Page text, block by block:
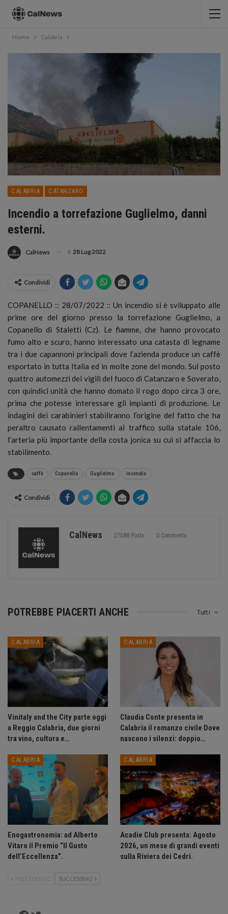
Home Calabria
CALABRIA CATANZARO
Incendio a torrefazione Guglielmo, danni
esterni.
CalNews il 28 Lug 2022
Condividi
COPANELLO :: 28/07/2022 :: Un incendio si è sviluppato alle
prime ore del giorno presso la torrefazione Guglielmo, a
Copanello di Stalettì (Cz). Le fiamme, che hanno provocato
fumo alto e scuro, hanno interessato una catasta di legname
tra i due capannoni principali dove l’azienda produce un caffè
esportato in tutta Italia ed in molte zone del mondo. Sul posto
quattro automezzi dei vigili del fuoco di Catanzaro e Soverato,
con quindici unità che hanno domato il rogo dopo circa 3 ore,
prima che potesse interessare gli impianti di produzione. Le
indagini dei carabinieri stabiliranno l’origine del fatto che ha
peraltro causato rallentamenti al traffico sulla statale 106,
l’arteria più importante della costa jonica su cui si affaccia lo
stabilimento.
caffè Copanello Guglielmo incendio
Condividi
CalNews 27588 Posts 0 Comments
Tutti
POTREBBE PIACERTI ANCHE
CALABRIA
Vinitaly and the City parte oggi
a Reggio Calabria, due giorni
tra vino, cultura e…
CALABRIA
Claudia Conte presenta in
Calabria il romanzo civile Dove
nascono i silenzi: doppio…
CALABRIA
Enogastronomia: ad Alberto
Vitaro il Premio “Il Gusto
dell’Eccellenza”.
CALABRIA
Acadie Club presenta: Agosto
2026, un mese di grandi eventi
sulla Riviera dei Cedri.
PRECEDENTE SUCCESSIVO